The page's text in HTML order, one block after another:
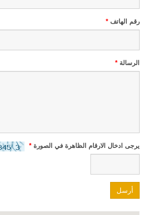
رقم الهاتف *
الرسالة *
يرجى ادخال الارقام الظاهرة في الصورة *
أرسل